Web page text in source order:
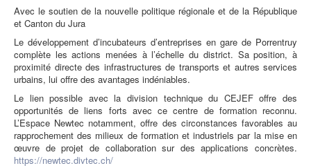
Avec le soutien de la nouvelle politique régionale et de la République
et Canton du Jura
Le développement d’incubateurs d’entreprises en gare de Porrentruy
complète les actions menées à l’échelle du district. Sa position, à
proximité directe des infrastructures de transports et autres services
urbains, lui offre des avantages indéniables.
Le lien possible avec la division technique du CEJEF offre des
opportunités de liens forts avec ce centre de formation reconnu.
L’Espace Newtec notamment, offre des circonstances favorables au
rapprochement des milieux de formation et industriels par la mise en
œuvre de projet de collaboration sur des applications concrètes.
https://newtec.divtec.ch/